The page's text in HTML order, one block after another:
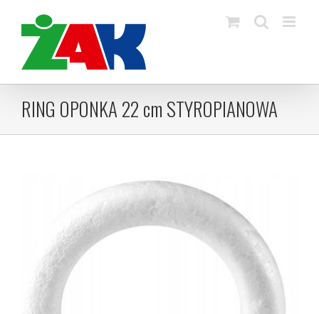
content
RING OPONKA 22 cm STYROPIANOWA